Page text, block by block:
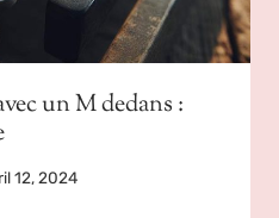
un M dedans :
12, 2024